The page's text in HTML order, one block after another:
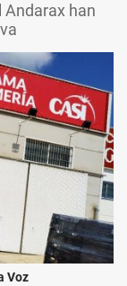
Andarax han
Voz